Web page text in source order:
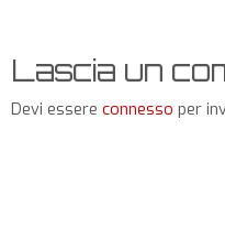
Lascia un
Devi essere connesso per